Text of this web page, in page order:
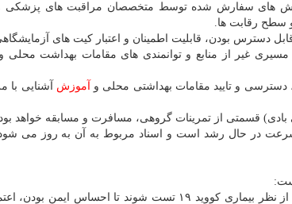
های سفارش شده توسط متخصصان مراقبت های پزشکی و
دسترس بودن، قابلیت اطمینان و اعتبار کیت های
غیر از منابع و توانمندی های مقامات بهداشت محلی
دسترسی و تایید مقامات بهداشتی محلی و
آموزش آشنایی با
بادی) قسمتی از تمرینات گروهی، مسافرت و مسابقه خواهد
در حال رشد است و اسناد مربوط به آن به روز می شود
کلیه بازیکنانی که به فوتبال حرفه ای باز می گردند باید از نظر بیماری کووید ۱۹